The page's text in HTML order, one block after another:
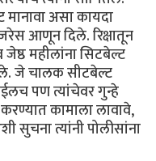
असा कायदा
आणून दिले. रिक्षातून
महीलांना सिटबेल्ट
जे चालक सीटबेल्ट
पण त्यांचेवर गुन्हे
कामाला लावावे,
सुचना त्यांनी पोलीसांना